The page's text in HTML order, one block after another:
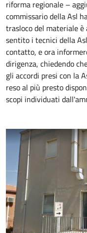
riforma regionale –
commissario della Asl
trasloco del materiale
sentito i tecnici della
contatto, e ora
dirigenza, chiedendo
gli accordi presi con la
reso al più presto
scopi individuati